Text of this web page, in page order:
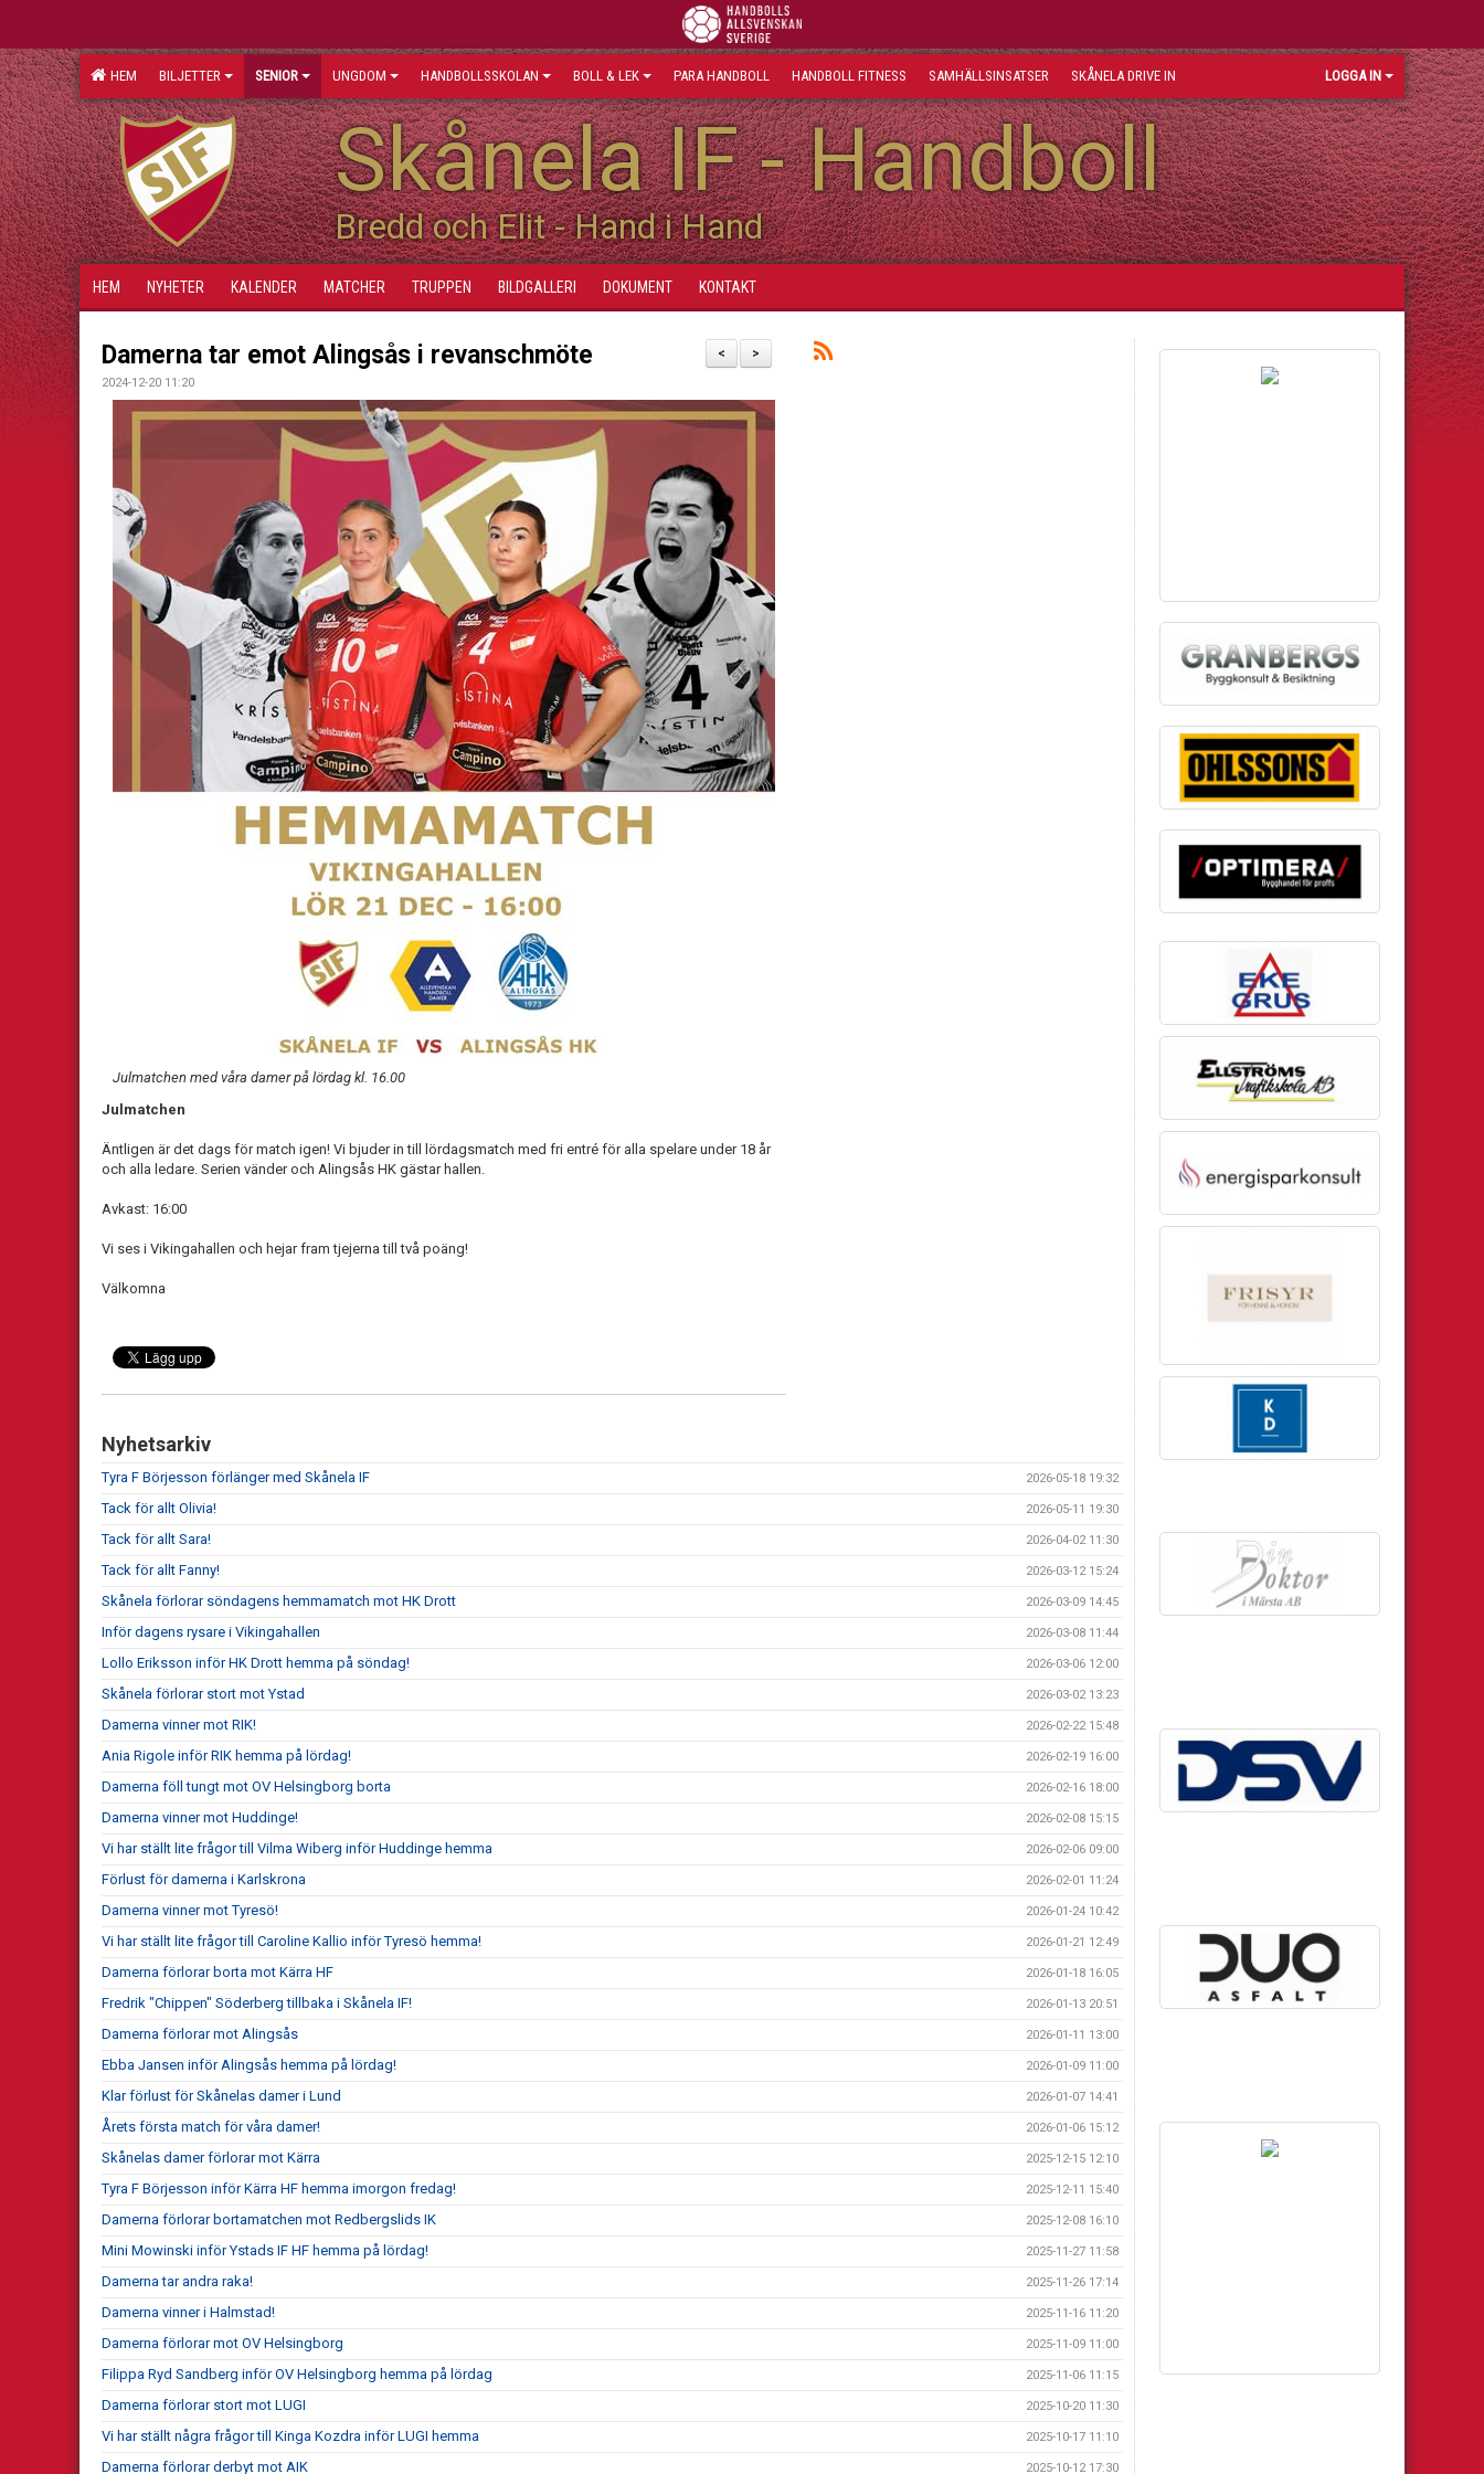
HEM BILJETTER SENIOR UNGDOM HANDBOLLSSKOLAN BOLL & LEK PARA HANDBOLL HANDBOLL FITNESS SAMHÄLLSINSATSER SKÅNELA DRIVE IN LOGGA IN
Skånela IF - Handboll
Bredd och Elit - Hand i Hand
HEM NYHETER KALENDER MATCHER TRUPPEN BILDGALLERI DOKUMENT KONTAKT
>
<
Damerna tar emot Alingsås i revanschmöte
2024-12-20 11:20
Julmatchen med våra damer på lördag kl. 16.00
Julmatchen
Äntligen är det dags för match igen! Vi bjuder in till lördagsmatch med fri entré för alla spelare under 18 år
och alla ledare. Serien vänder och Alingsås HK gästar hallen.
Avkast: 16:00
Vi ses i Vikingahallen och hejar fram tjejerna till två poäng!
Välkomna
Nyhetsarkiv
Tyra F Börjesson förlänger med Skånela IF 2026-05-18 19:32
Tack för allt Olivia! 2026-05-11 19:30
Tack för allt Sara! 2026-04-02 11:30
Tack för allt Fanny! 2026-03-12 15:24
Skånela förlorar söndagens hemmamatch mot HK Drott 2026-03-09 14:45
Inför dagens rysare i Vikingahallen 2026-03-08 11:44
Lollo Eriksson inför HK Drott hemma på söndag! 2026-03-06 12:00
Skånela förlorar stort mot Ystad 2026-03-02 13:23
Damerna vinner mot RIK! 2026-02-22 15:48
Ania Rigole inför RIK hemma på lördag! 2026-02-19 16:00
Damerna föll tungt mot OV Helsingborg borta 2026-02-16 18:00
Damerna vinner mot Huddinge! 2026-02-08 15:15
Vi har ställt lite frågor till Vilma Wiberg inför Huddinge hemma 2026-02-06 09:00
Förlust för damerna i Karlskrona 2026-02-01 11:24
Damerna vinner mot Tyresö! 2026-01-24 10:42
Vi har ställt lite frågor till Caroline Kallio inför Tyresö hemma! 2026-01-21 12:49
Damerna förlorar borta mot Kärra HF 2026-01-18 16:05
Fredrik "Chippen" Söderberg tillbaka i Skånela IF! 2026-01-13 20:51
Damerna förlorar mot Alingsås 2026-01-11 13:00
Ebba Jansen inför Alingsås hemma på lördag! 2026-01-09 11:00
Klar förlust för Skånelas damer i Lund 2026-01-07 14:41
Årets första match för våra damer! 2026-01-06 15:12
Skånelas damer förlorar mot Kärra 2025-12-15 12:10
Tyra F Börjesson inför Kärra HF hemma imorgon fredag! 2025-12-11 15:40
Damerna förlorar bortamatchen mot Redbergslids IK 2025-12-08 16:10
Mini Mowinski inför Ystads IF HF hemma på lördag! 2025-11-27 11:58
Damerna tar andra raka! 2025-11-26 17:14
Damerna vinner i Halmstad! 2025-11-16 11:20
Damerna förlorar mot OV Helsingborg 2025-11-09 11:00
Filippa Ryd Sandberg inför OV Helsingborg hemma på lördag 2025-11-06 11:15
Damerna förlorar stort mot LUGI 2025-10-20 11:30
Vi har ställt några frågor till Kinga Kozdra inför LUGI hemma 2025-10-17 11:10
Damerna förlorar derbyt mot AIK 2025-10-12 17:30